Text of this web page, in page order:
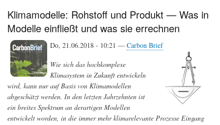
Klimamodelle: Rohstoff und Produkt — Was in
Modelle einfließt und was sie errechnen
Do, 21.06.2018 - 10:21 — Carbon Brief
Wie sich das hochkomplexe
Klimasystem in Zukunft entwickeln
wird, kann nur auf Basis von Klimamodellen
abgeschätzt werden. In den letzten Jahrzehnten ist
ein breites Spektrum an derartigen Modellen
entwickelt worden, in die immer mehr klimarelevante Prozesse Eingang